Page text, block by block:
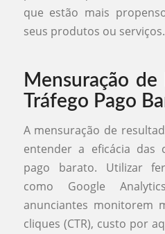
que estão mais
seus produtos ou serviços.
Mensuração
Tráfego Pago
A mensuração de
entender a eficácia das
pago barato. Utilizar
como Google
anunciantes monitorem
cliques (CTR), custo por